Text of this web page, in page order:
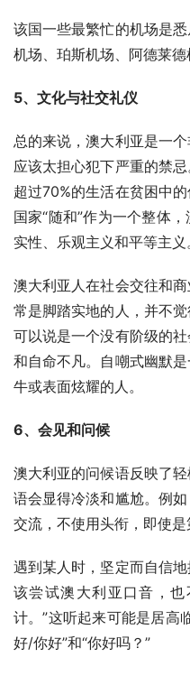
该国一些最繁忙的机场是
机场、珀斯机场、阿德莱德
5、文化与社交礼仪
总的来说，澳大利亚是一
应该太担心犯下严重的禁
超过70%的生活在贫困中
国家“随和”作为一个整体
实性、乐观主义和平等主义
澳大利亚人在社会交往和
常是脚踏实地的人，并不
可以说是一个没有阶级的
和自命不凡。自嘲式幽默
牛或表面炫耀的人。
6、会见和问候
澳大利亚的问候语反映了
语会显得冷淡和尴尬。例
交流，不使用头衔，即使是
遇到某人时，坚定而自信
该尝试澳大利亚口音，也
计。”这听起来可能是居高
好/你好”和“你好吗？”